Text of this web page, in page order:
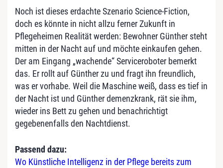
Noch ist dieses erdachte Szenario Science-Fiction,
doch es könnte in nicht allzu ferner Zukunft in
Pflegeheimen Realität werden: Bewohner Günther steht
mitten in der Nacht auf und möchte einkaufen gehen.
Der am Eingang „wachende“ Serviceroboter bemerkt
das. Er rollt auf Günther zu und fragt ihn freundlich,
was er vorhabe. Weil die Maschine weiß, dass es tief in
der Nacht ist und Günther demenzkrank, rät sie ihm,
wieder ins Bett zu gehen und benachrichtigt
gegebenenfalls den Nachtdienst.
Passend dazu:
Wo Künstliche Intelligenz in der Pflege bereits zum